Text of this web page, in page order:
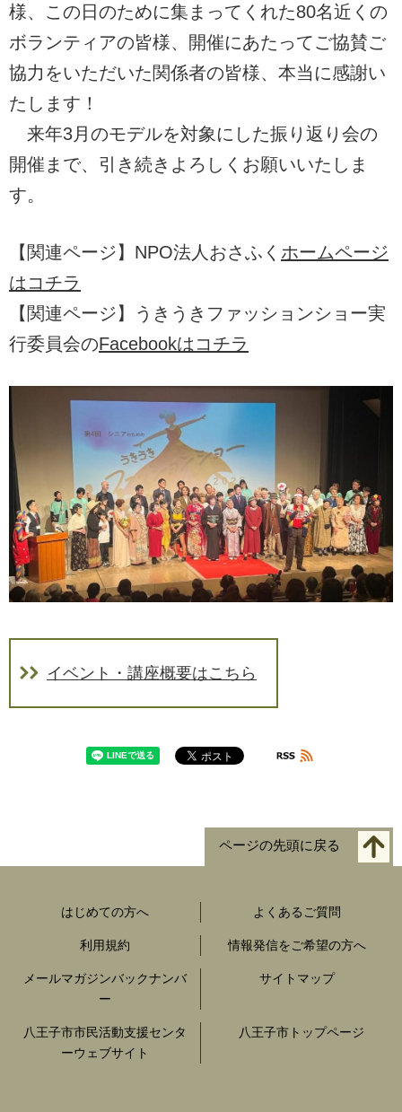
様、この日のために集まってくれた80名近くの
ボランティアの皆様、開催にあたってご協賛ご
協力をいただいた関係者の皆様、本当に感謝い
たします！
来年3月のモデルを対象にした振り返り会の
開催まで、引き続きよろしくお願いいたしま
す。
【関連ページ】NPO法人おさふく ホームページ
はコチラ
【関連ページ】うきうきファッションショー実
行委員会のFacebookはコチラ
イベント・講座概要はこちら
ページの先頭に戻る
はじめての方へ よくあるご質問
利用規約 情報発信をご希望の方へ
メールマガジンバックナンバ
ー
サイトマップ
八王子市市民活動支援センタ
ーウェブサイト
八王子市トップページ